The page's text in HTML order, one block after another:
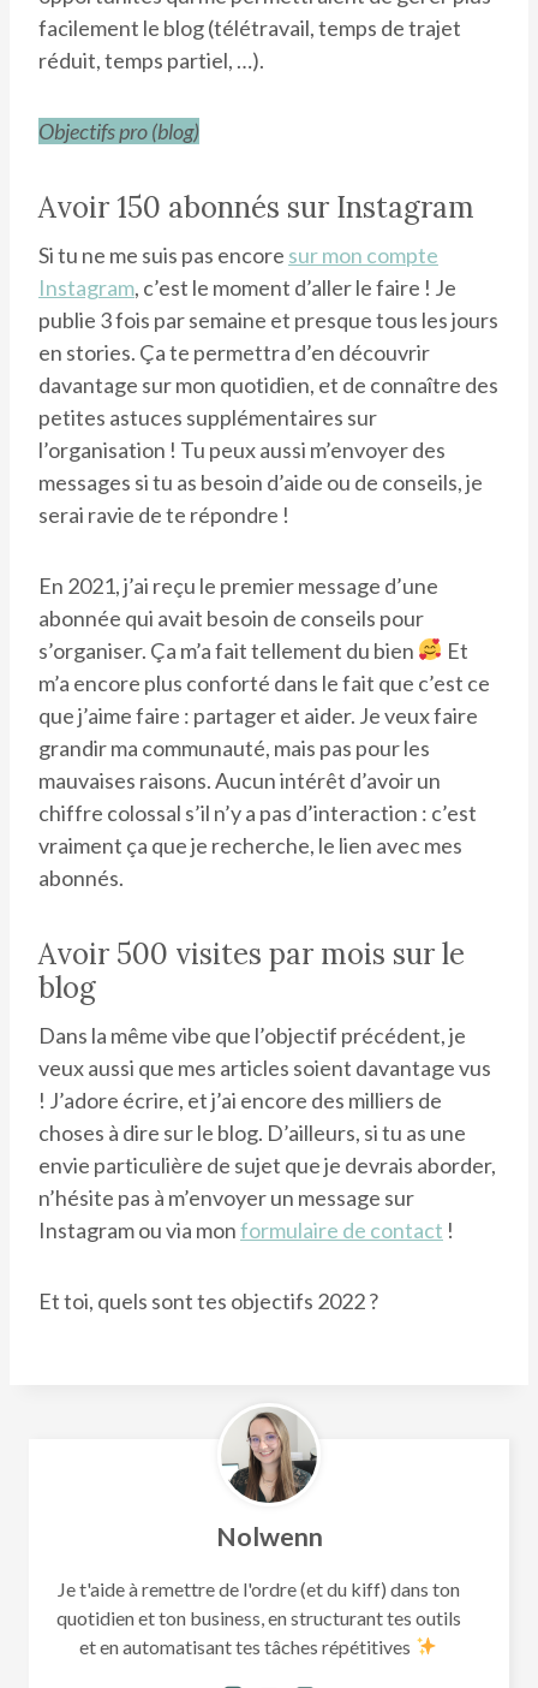
facilement le blog (télétravail, temps de trajet
réduit, temps partiel, …).
Objectifs pro (blog)
Avoir 150 abonnés sur Instagram
Si tu ne me suis pas encore sur mon compte
Instagram, c’est le moment d’aller le faire ! Je
publie 3 fois par semaine et presque tous les jours
en stories. Ça te permettra d’en découvrir
davantage sur mon quotidien, et de connaître des
petites astuces supplémentaires sur
l’organisation ! Tu peux aussi m’envoyer des
messages si tu as besoin d’aide ou de conseils, je
serai ravie de te répondre !
En 2021, j’ai reçu le premier message d’une
abonnée qui avait besoin de conseils pour
s’organiser. Ça m’a fait tellement du bien
Et
m’a encore plus conforté dans le fait que c’est ce
que j’aime faire : partager et aider. Je veux faire
grandir ma communauté, mais pas pour les
mauvaises raisons. Aucun intérêt d’avoir un
chiffre colossal s’il n’y a pas d’interaction : c’est
vraiment ça que je recherche, le lien avec mes
abonnés.
Avoir 500 visites par mois sur le
blog
Dans la même vibe que l’objectif précédent, je
veux aussi que mes articles soient davantage vus
! J’adore écrire, et j’ai encore des milliers de
choses à dire sur le blog. D’ailleurs, si tu as une
envie particulière de sujet que je devrais aborder,
n’hésite pas à m’envoyer un message sur
Instagram ou via monformulaire de contact !
Et toi, quels sont tes objectifs 2022 ?
Nolwenn
Je t'aide à remettre de l'ordre (et du kiff) dans ton
quotidien et ton business, en structurant tes outils
et en automatisant tes tâches répétitives